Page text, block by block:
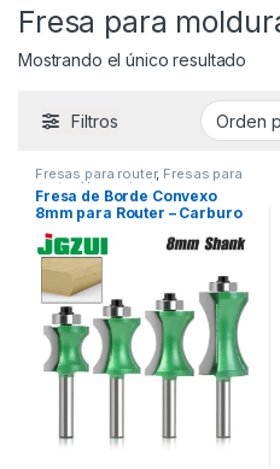
Fresa para
Mostrando el único resultado
Filtros
Fresas para router, Fresas para
router Herramientas para
carpintería
Fresa de Borde Convexo
8mm para Router – Carburo
de Tungsteno, Cortes
Limpios y Duraderos